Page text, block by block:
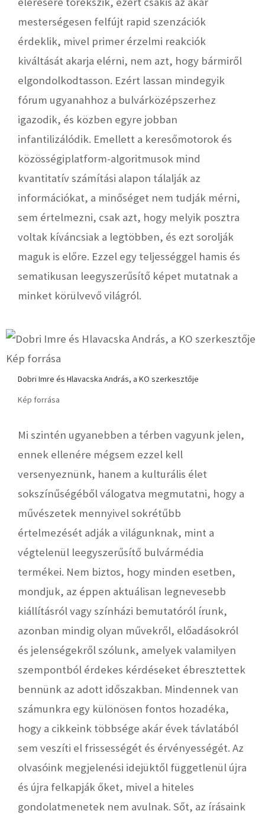
mesterségesen felfújt rapid szenzációk
érdeklik, mivel primer érzelmi reakciók
kiváltását akarja elérni, nem azt, hogy bármiről
elgondolkodtasson. Ezért lassan mindegyik
fórum ugyanahhoz a bulvárközépszerhez
igazodik, és közben egyre jobban
infantilizálódik. Emellett a keresőmotorok és
közösségiplatform-algoritmusok mind
kvantitatív számítási alapon tálalják az
információkat, a minőséget nem tudják mérni,
sem értelmezni, csak azt, hogy melyik posztra
voltak kíváncsiak a legtöbben, és ezt sorolják
maguk is előre. Ezzel egy teljességgel hamis és
sematikusan leegyszerűsítő képet mutatnak a
minket körülvevő világról.
Dobri Imre és Hlavacska András, a KO szerkesztője
Kép forrása
Mi szintén ugyanebben a térben vagyunk jelen,
ennek ellenére mégsem ezzel kell
versenyeznünk, hanem a kulturális élet
sokszínűségéből válogatva megmutatni, hogy a
művészetek mennyivel sokrétűbb
értelmezését adják a világunknak, mint a
végtelenül leegyszerűsítő bulvármédia
termékei. Nem biztos, hogy minden esetben,
mondjuk, az éppen aktuálisan legnevesebb
kiállításról vagy színházi bemutatóról írunk,
azonban mindig olyan művekről, előadásokról
és jelenségekről szólunk, amelyek valamilyen
szempontból érdekes kérdéseket ébresztettek
bennünk az adott időszakban. Mindennek van
számunkra egy különösen fontos hozadéka,
hogy a cikkeink többsége akár évek távlatából
sem veszíti el frissességét és érvényességét. Az
olvasóink megjelenési idejüktől függetlenül újra
és újra felkapják őket, mivel a hiteles
gondolatmenetek nem avulnak. Sőt, az írásaink